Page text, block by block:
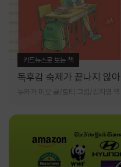
카드뉴스로 보는 책
독후감 숙제가 끝나지 않아
누카가 미오 글/토티 그림/김지영 역